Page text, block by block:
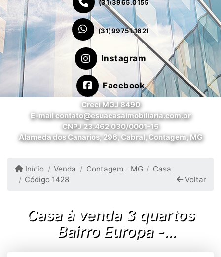
(31)3965.0155
(31)99751.1621
Instagram
Facebook
Creci MGJ 8490
E-mail contato@esuacasaimobiliaria.com.br
CNPJ 23.462.030/0001-15
Alameda dos Canarios, 296, Cabral, Contagem, MG
Início Venda Contagem - MG
Casa
Código 1428
Voltar
Casa à venda 3 quartos
Bairro Europa -
Contagem/MG